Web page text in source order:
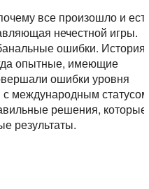
все произошло и
нечестной игры.
ошибки. История
опытные, имеющие
ошибки уровня
международным статусом
решения, которые
результаты.